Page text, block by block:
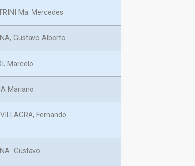
Ma. Mercedes
Gustavo Alberto
Marcelo
Mariano
VILLAGRA, Fernando
Gustavo